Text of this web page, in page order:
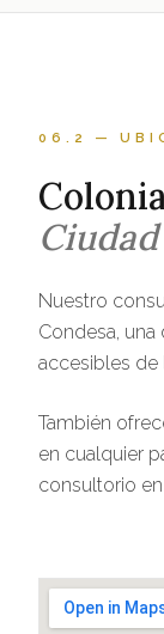
06.2 —
Nuestro
Condesa,
accesibles de
También
en cualquier
consultorio en